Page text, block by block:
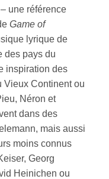
– une référence
Game of
lyrique de
des pays du
inspiration des
Vieux Continent ou
Néron et
dans des
mais aussi
moins connus
Georg
Heinichen ou